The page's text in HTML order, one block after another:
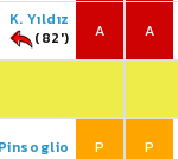
K. Yıldız
(82')
A
P
A
P